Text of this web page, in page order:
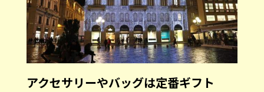
アクセサリーやバッグは定番ギフト